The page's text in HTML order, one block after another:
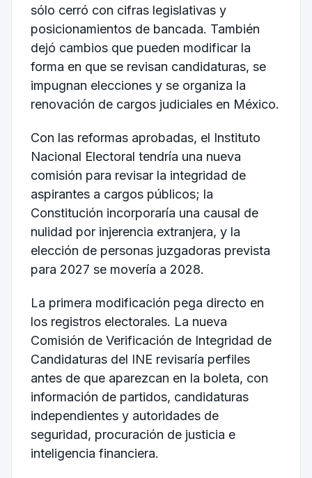
sólo cerró con cifras legislativas y
posicionamientos de bancada. También
dejó cambios que pueden modificar la
forma en que se revisan candidaturas, se
impugnan elecciones y se organiza la
renovación de cargos judiciales en México.
Con las reformas aprobadas, el Instituto
Nacional Electoral tendría una nueva
comisión para revisar la integridad de
aspirantes a cargos públicos; la
Constitución incorporaría una causal de
nulidad por injerencia extranjera, y la
elección de personas juzgadoras prevista
para 2027 se movería a 2028.
La primera modificación pega directo en
los registros electorales. La nueva
Comisión de Verificación de Integridad de
Candidaturas del INE revisaría perfiles
antes de que aparezcan en la boleta, con
información de partidos, candidaturas
independientes y autoridades de
seguridad, procuración de justicia e
inteligencia financiera.